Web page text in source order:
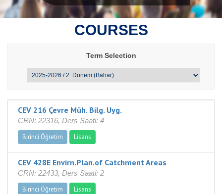
COURSES
Term Selection
CEV 216 Çevre Müh. Bilg. Uyg.
CRN: 22316, Ders Saati: 4
Birinci Öğretim
Lisans
CEV 428E Envirn.Plan.of Catchment Areas
CRN: 22433, Ders Saati: 2
Birinci Öğretim
Lisans